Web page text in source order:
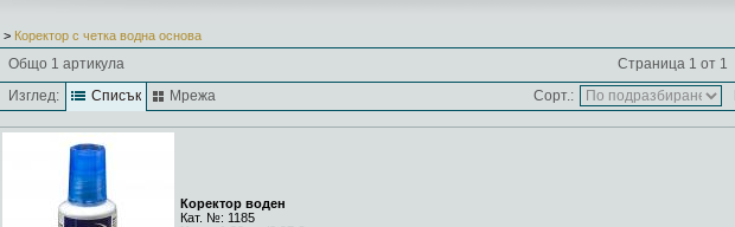
> Коректор с четка водна основа
Общо 1 артикула Страница 1 от 1
Изглед:
Списък Мрежа Сорт.:
Коректор воден
Кат. №: 1185